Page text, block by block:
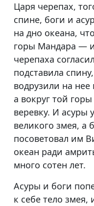
Царя черепах,
спине, боги и
на дно океана,
горы Мандара —
черепаха
подставила
водрузили на
а вокруг той
веревку. И асуры
великого змея, а
посоветовал им
океан ради
много сотен лет.
Асуры и боги
к себе тело